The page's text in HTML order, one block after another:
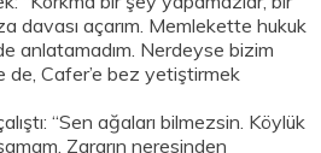
davası açarım. Memlekette hukuk
anlatamadım. Nerdeyse bizim
de, Cafer’e bez yetiştirmek
“Sen ağaları bilmezsin. Köylük
Zararın neresinden